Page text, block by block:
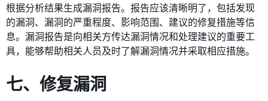
根据分析结果生成漏洞报告。报告应该清晰明了，包括发现
的漏洞、漏洞的严重程度、影响范围、建议的修复措施等信
息。漏洞报告是向相关方传达漏洞情况和处理建议的重要工
具，能够帮助相关人员及时了解漏洞情况并采取相应措施。
七、修复漏洞